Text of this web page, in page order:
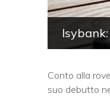
Conto alla
suo debutto